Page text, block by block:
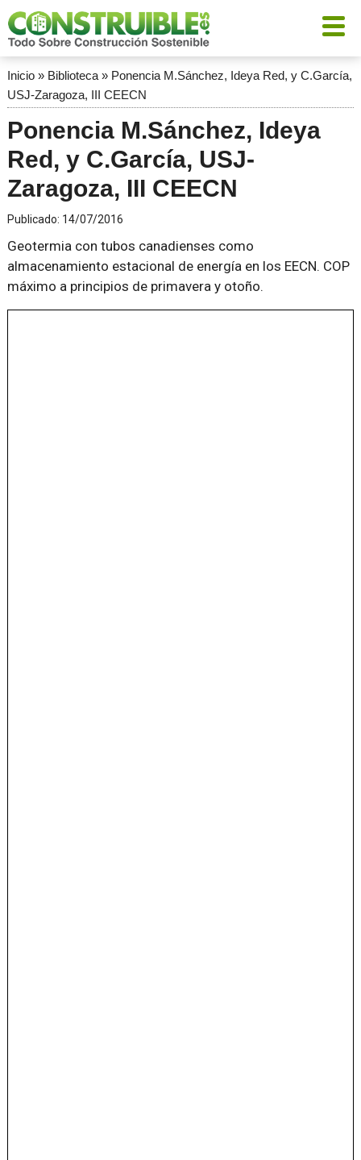
Inicio» Biblioteca» Ponencia M.Sánchez, Ideya Red, y C.García,
USJ-Zaragoza, III CEECN
Ponencia M.Sánchez, Ideya
Red, y C.García, USJ-
Zaragoza, III CEECN
Publicado: 14/07/2016
Geotermia con tubos canadienses como
almacenamiento estacional de energía en los EECN. COP
máximo a principios de primavera y otoño.